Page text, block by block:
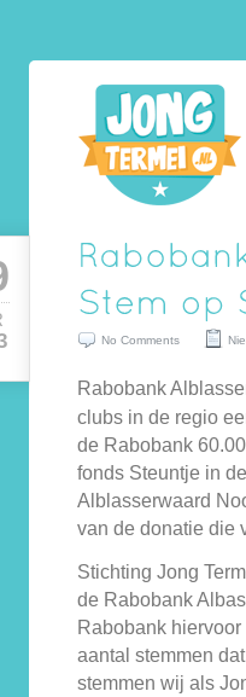
No Comments
Rabobank
clubs in de regio
de Rabobank
fonds Steuntje in
Alblasserwaard
van de donatie die
Stichting Jong
de Rabobank
Rabobank
aantal stemmen
stemmen wij als